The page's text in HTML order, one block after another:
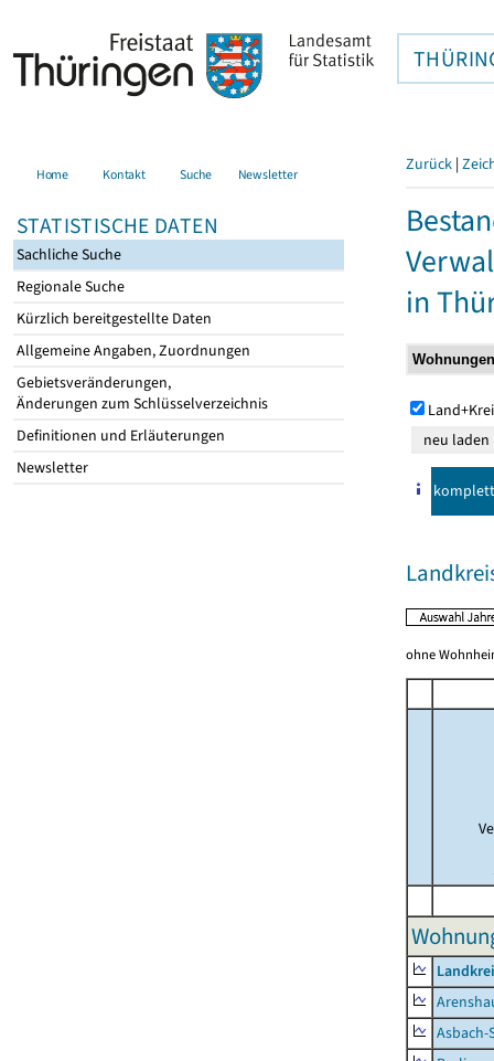
Home Kontakt Suche Newsletter
STATISTISCHE DATEN
Sachliche Suche
Regionale Suche
Kürzlich bereitgestellte Daten
Allgemeine Angaben, Zuordnungen
Gebietsveränderungen,
Änderungen zum Schlüsselverzeichnis
Definitionen und Erläuterungen
Newsletter
Zurück |
in
komplett
ohne
Asbach-